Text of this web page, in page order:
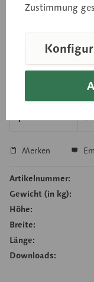
Vorhöfe
Preis auf
Merken
Artikelnummer:
Gewicht (in kg):
Höhe:
Breite:
Länge:
Downloads:
Zustimmung